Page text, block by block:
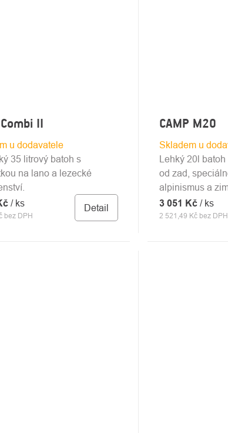
II
u dodavatele
bez DPH
/ ks Detail
35 litrový batoh s
na lano a lezecké
CAMP M20
Skladem u
2 521,49 Kč bez DPH
3 051 Kč / ks
Lehký 20l
od zad,
alpinismus a